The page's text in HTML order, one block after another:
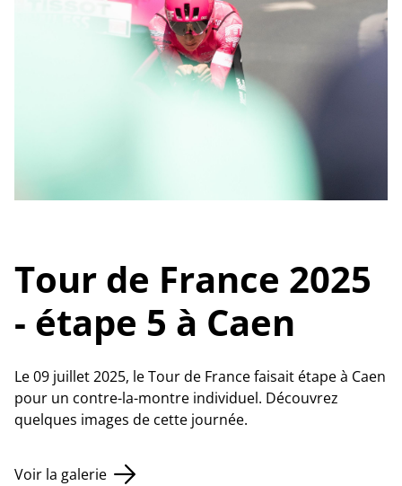
Tour de France 2025
- étape 5 à Caen
Le 09 juillet 2025, le Tour de France faisait étape à Caen
pour un contre-la-montre individuel. Découvrez
quelques images de cette journée.
Voir la galerie